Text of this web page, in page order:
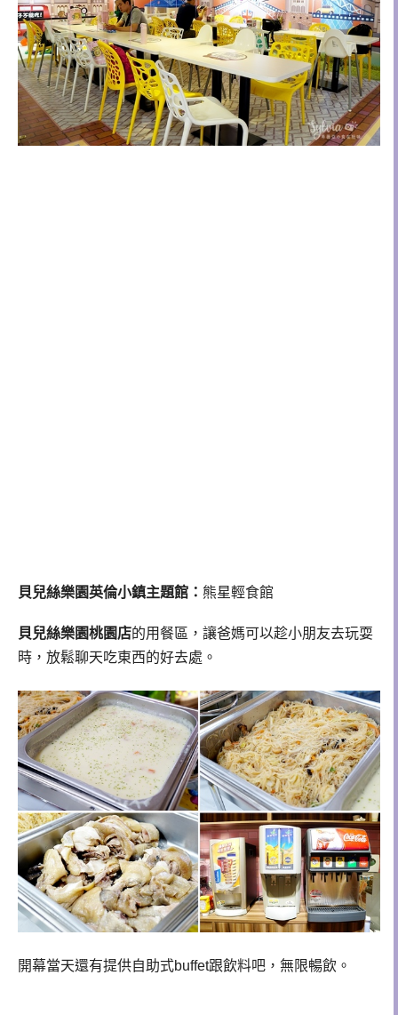
貝兒絲樂園英倫小鎮主題館： 熊星輕食館
貝兒絲樂園桃園店的用餐區，讓爸媽可以趁小朋友去玩耍
時，放鬆聊天吃東西的好去處。
開幕當天還有提供自助式buffet跟飲料吧，無限暢飲。